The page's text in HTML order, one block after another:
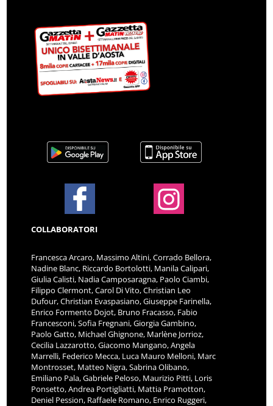
COLLABORATORI
Francesca Arcaro, Massimo Altini, Corrado Bellora,
Nadine Blanc, Riccardo Bortolotti, Manila Calipari,
Giulia Calisti, Nadia Camposaragna, Paolo Ciambi,
Filippo Clermont, Carol Di Vito, Christian Leo
Dufour, Christian Evaspasiano, Giuseppe Farinella,
Enrico Formento Dojot, Bruno Fracasso, Fabio
Francesconi, Sofia Fregnani, Giorgia Gambino,
Paolo Gatto, Michael Ghignone, Marlène Jorrioz,
Cecilia Lazzarotto, Giacomo Mangano, Angela
Marrelli, Federico Mecca, Luca Mauro Melloni, Marc
Montrosset, Matteo Nigra, Sabrina Olibano,
Emiliano Pala, Gabriele Peloso, Maurizio Pitti, Loris
Ponsetto, Andrea Portigliatti, Mattia Pramotton,
Deniel Pession, Raffaele Romano, Enrico Ruggeri,